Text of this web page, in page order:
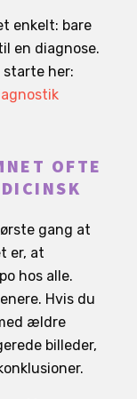
enkelt: bare
en diagnose.
starte her:
OFTE
gang at
er, at
hos alle.
Hvis du
ældre
billeder,